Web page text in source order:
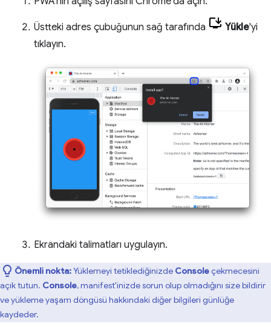
Üstteki adres çubuğunun sağ tarafında Yükle'yi
tıklayın.
Ekrandaki talimatları uygulayın.
Önemli nokta:Yüklemeyi tetiklediğinizde Consoleçekmecesini
açık tutun. Console, manifest'inizde sorun olup olmadığını size bildirir
ve yükleme yaşam döngüsü hakkındaki diğer bilgileri günlüğe
kaydeder.